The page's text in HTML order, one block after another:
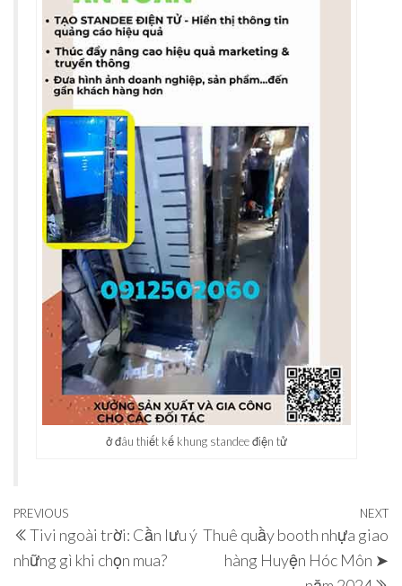
ở đâu thiết kế khung standee điện tử
Điều
hướng
bài
Previous
Post
PREVIOUS
Tivi ngoài trời: Cần lưu ý
những gì khi chọn mua?
NEXT
Thuê quầy booth nhựa giao
hàng Huyện Hóc Môn ➤